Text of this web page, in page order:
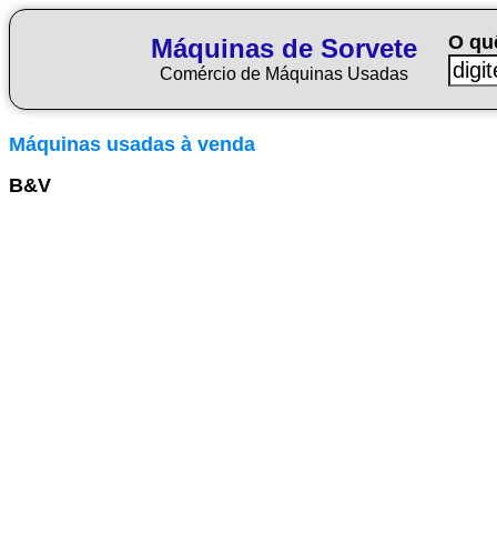
Máquinas de Sorvete
Comércio de Máquinas Usadas
O
Máquinas usadas à venda
B&V